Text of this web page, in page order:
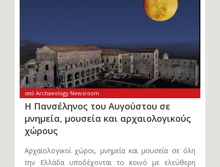
από Archaeology Newsroom
Η Πανσέληνος του Αυγούστου σε
μνημεία, μουσεία και αρχαιολογικούς
χώρους
Αρχαιολογικοί χώροι, μνημεία και μουσεία σε όλη
την Ελλάδα υποδέχονται το κοινό με ελεύθερη